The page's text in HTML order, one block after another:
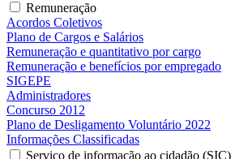
Remuneração
Acordos Coletivos
Plano de Cargos e Salários
Remuneração e quantitativo por cargo
Remuneração e benefícios por empregado
SIGEPE
Administradores
Concurso 2012
Plano de Desligamento Voluntário 2022
Informações Classificadas
Serviço de informação ao cidadão (SIC)